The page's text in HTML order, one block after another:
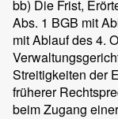
bb) Die Frist,
Abs. 1 BGB mit
mit Ablauf des 4.
Streitigkeiten der
früherer
beim Zugang